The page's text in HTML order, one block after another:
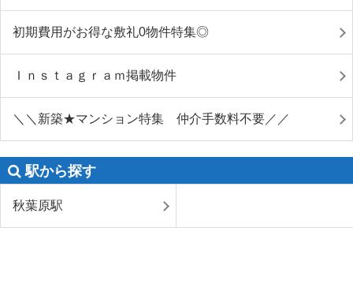
初期費用がお得な敷礼0物件特集◎
Ｉｎｓｔａｇｒａｍ掲載物件
＼＼新築★マンション特集 仲介手数料不要／／
駅から探す
秋葉原駅